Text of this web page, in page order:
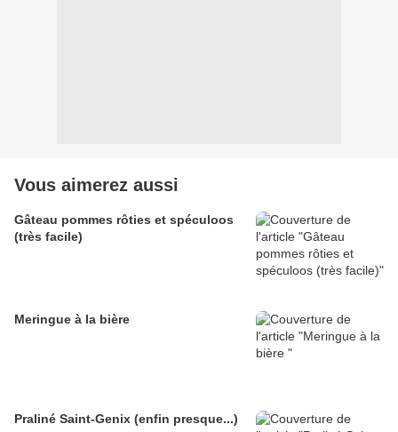
Vous aimerez aussi
Gâteau pommes rôties et spéculoos
(très facile)
Meringue à la bière
Praliné Saint-Genix (enfin presque...)